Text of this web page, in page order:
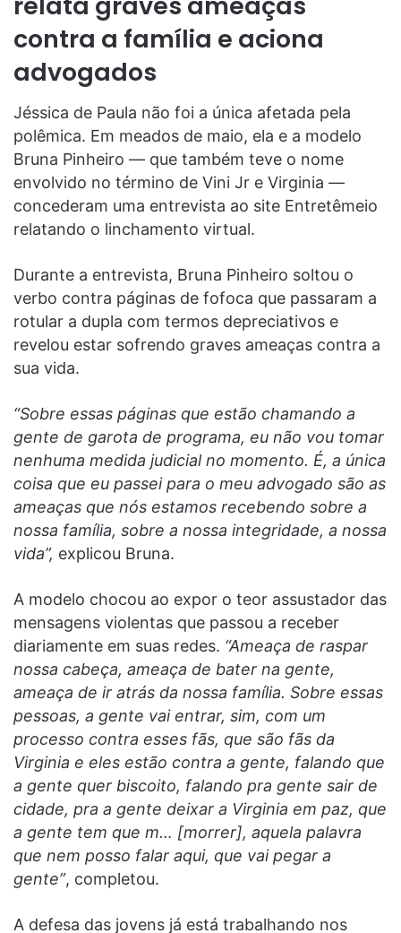
contra a família e aciona
advogados
Jéssica de Paula não foi a única afetada pela
polêmica. Em meados de maio, ela e a modelo
Bruna Pinheiro — que também teve o nome
envolvido no término de Vini Jr e Virginia —
concederam uma entrevista ao site Entretêmeio
relatando o linchamento virtual.
Durante a entrevista, Bruna Pinheiro soltou o
verbo contra páginas de fofoca que passaram a
rotular a dupla com termos depreciativos e
revelou estar sofrendo graves ameaças contra a
sua vida.
“Sobre essas páginas que estão chamando a
gente de garota de programa, eu não vou tomar
nenhuma medida judicial no momento. É, a única
coisa que eu passei para o meu advogado são as
ameaças que nós estamos recebendo sobre a
nossa família, sobre a nossa integridade, a nossa
vida”, explicou Bruna.
A modelo chocou ao expor o teor assustador das
mensagens violentas que passou a receber
diariamente em suas redes. “Ameaça de raspar
nossa cabeça, ameaça de bater na gente,
ameaça de ir atrás da nossa família. Sobre essas
pessoas, a gente vai entrar, sim, com um
processo contra esses fãs, que são fãs da
Virginia e eles estão contra a gente, falando que
a gente quer biscoito, falando pra gente sair de
cidade, pra a gente deixar a Virginia em paz, que
a gente tem que m… [morrer], aquela palavra
que nem posso falar aqui, que vai pegar a
gente”, completou.
A defesa das jovens já está trabalhando nos